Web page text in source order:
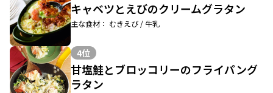
キャベツとえびのクリームグラタン
主な食材： むきえび / 牛乳
4位
甘塩鮭とブロッコリーのフライパング
ラタン